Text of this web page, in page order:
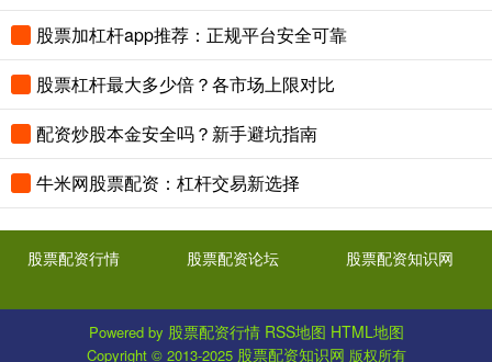
股票加杠杆app推荐：正规平台安全可靠
股票杠杆最大多少倍？各市场上限对比
配资炒股本金安全吗？新手避坑指南
牛米网股票配资：杠杆交易新选择
股票配资行情 股票配资论坛 股票配资知识网
Powered by 股票配资行情 RSS地图 HTML地图
Copyright © 2013-2025 股票配资知识网 版权所有